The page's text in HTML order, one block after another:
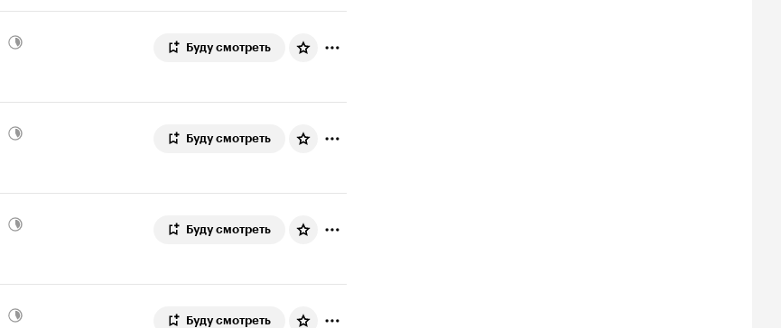
Буду смотреть
Буду смотреть
Буду смотреть
Буду смотреть